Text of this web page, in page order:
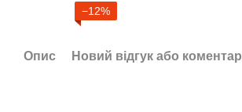
−12%
Опис Новий відгук або коментар